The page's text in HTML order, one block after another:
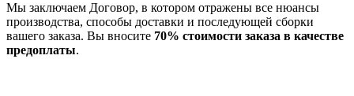
Мы заключаем Договор, в котором отражены все нюансы
производства, способы доставки и последующей сборки
вашего заказа. Вы вносите 70% стоимости заказа в качестве
предоплаты.